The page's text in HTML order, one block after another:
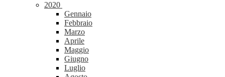
2020
Gennaio
Febbraio
Marzo
Aprile
Maggio
Giugno
Luglio